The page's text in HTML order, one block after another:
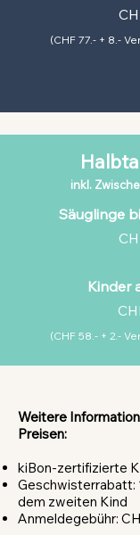
(CHF 77.- + 8.-
inkl.
Säuglinge
Kinder
(CHF 58.- + 2.-
Weitere
Preisen:
kiBon-zertifizierte
Geschwisterrabatt:
dem zweiten Kind
Anmeldegebühr: